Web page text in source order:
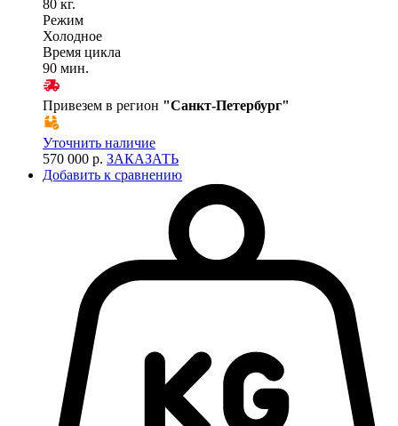
80 кг.
Режим
Холодное
Время цикла
90 мин.
Привезем в регион "Санкт-Петербург"
Уточнить наличие
570 000 р. ЗАКАЗАТЬ
Добавить к сравнению